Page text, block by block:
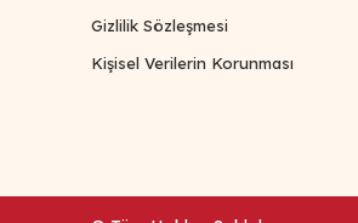
Gizlilik Sözleşmesi
Kişisel Verilerin Korunması